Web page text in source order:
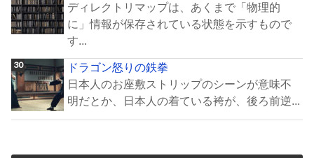
ディレクトリマップは、あくまで「物理的
に」情報が保存されている状態を示すもので
す...
ドラゴン怒りの鉄拳
日本人のお座敷ストリップのシーンが意味不
明だとか、日本人の着ている袴が、後ろ前逆...